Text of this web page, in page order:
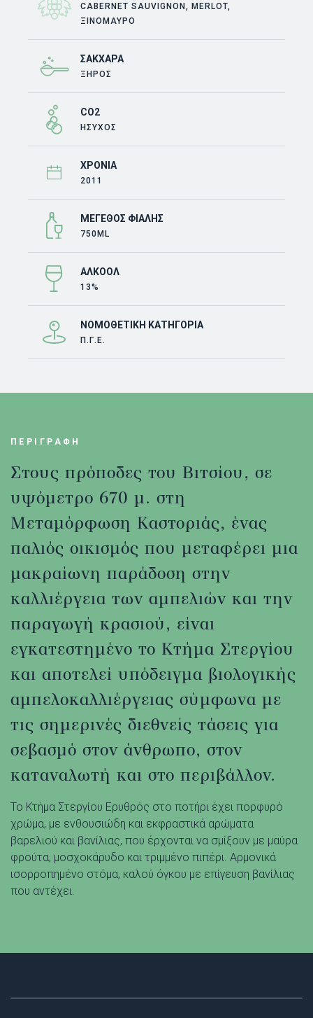
CABERNET SAUVIGNON, MERLOT,
ΞΙΝΌΜΑΥΡΟ
ΣΆΚΧΑΡΑ
ΞΗΡΟΣ
CO2
ΗΣΥΧΟΣ
ΧΡΟΝΙΆ
2011
ΜΈΓΕΘΟΣ ΦΙΆΛΗΣ
750ML
ΑΛΚΟΌΛ
13%
ΝΟΜΟΘΕΤΙΚΉ ΚΑΤΗΓΟΡΊΑ
Π.Γ.Ε.
ΠΕΡΙΓΡΑΦΗ
Στους πρόποδες του Βιτσίου, σε
υψόμετρο 670 μ. στη
Μεταμόρφωση Καστοριάς, ένας
παλιός οικισμός που μεταφέρει μια
μακραίωνη παράδοση στην
καλλιέργεια των αμπελιών και την
παραγωγή κρασιού, είναι
εγκατεστημένο το Κτήμα Στεργίου
και αποτελεί υπόδειγμα βιολογικής
αμπελοκαλλιέργειας σύμφωνα με
τις σημερινές διεθνείς τάσεις για
σεβασμό στον άνθρωπο, στον
καταναλωτή και στο περιβάλλον.
Το Κτήμα Στεργίου Ερυθρός στο ποτήρι έχει πορφυρό
χρώμα, με ενθουσιώδη και εκφραστικά αρώματα
βαρελιού και βανίλιας, που έρχονται να σμίξουν με μαύρα
φρούτα, μοσχοκάρυδο και τριμμένο πιπέρι. Αρμονικά
ισορροπημένο στόμα, καλού όγκου με επίγευση βανίλιας
που αντέχει.